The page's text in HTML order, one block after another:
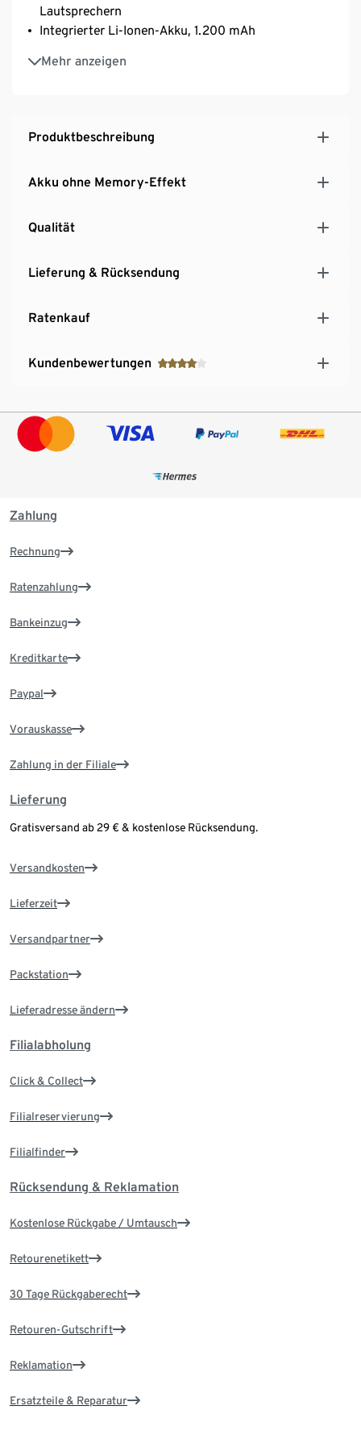
Lautsprechern
Integrierter Li-Ionen-Akku, 1.200 mAh
Mehr anzeigen
Ideal für Reisen und unterwegs
Inkl. Netzadapter, 12-V-Fahrzeugadapter,
USB-Eingang, AV-Ausgang, 3,5-mm-
Produktbeschreibung
Akku ohne Memory-Effekt
Qualität
Lieferung & Rücksendung
Ratenkauf
Kundenbewertungen
Zahlung
Rechnung
Ratenzahlung
Bankeinzug
Kreditkarte
Paypal
Vorauskasse
Zahlung in der Filiale
Lieferung
Gratisversand ab 29 € & kostenlose Rücksendung.
Versandkosten
Lieferzeit
Versandpartner
Packstation
Lieferadresse ändern
Filialabholung
Click & Collect
Filialreservierung
Filialfinder
Rücksendung & Reklamation
Kostenlose Rückgabe / Umtausch
Retourenetikett
30 Tage Rückgaberecht
Retouren-Gutschrift
Reklamation
Ersatzteile & Reparatur